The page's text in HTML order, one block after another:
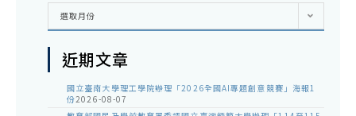
彙
選取月份
近期文章
國立臺南大學理工學院辦理「2026全國AI專題創意競賽」海報1
份2026-08-07